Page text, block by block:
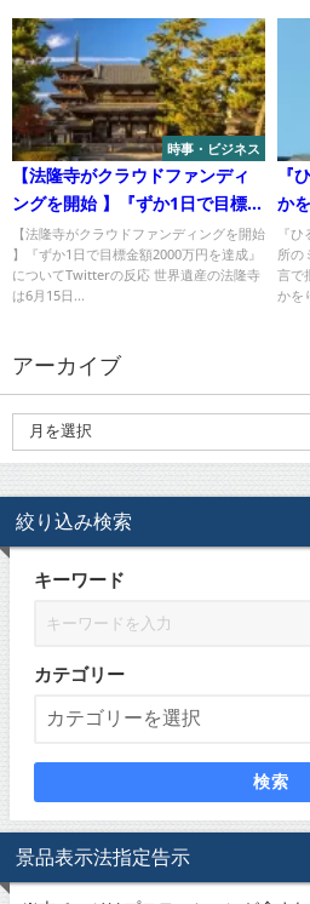
時事・ビジネス
【法隆寺がクラウドファンディ
ングを開始 】『ずか1日で目標金
額2000万円を達成』について
Twitterの反応
【法隆寺がクラウドファンディングを開始
】『ずか1日で目標金額2000万円を達成』
についてTwitterの反応 世界遺産の法隆寺
は6月15日...
『
か
生
『
所の
言で
かを
アーカイブ
絞り込み検索
キーワード
カテゴリー
検索
景品表示法指定告示